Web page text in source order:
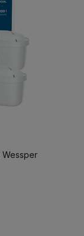
Wessper